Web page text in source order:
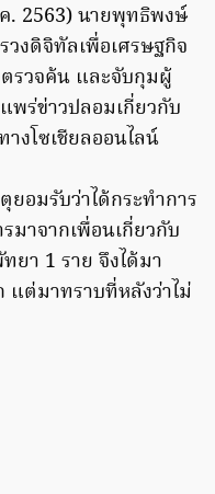
. 2563) นายพุทธิพงษ์
งดิจิทัลเพื่อเศรษฐกิจ
รวจค้น และจับกุมผู้
พร่ข่าวปลอมเกี่ยวกับ
างโซเชียลออนไลน์
อมรับว่าได้กระทำการ
มาจากเพื่อนเกี่ยวกับ
ยา 1 ราย จึงได้มา
แต่มาทราบที่หลังว่าไม่